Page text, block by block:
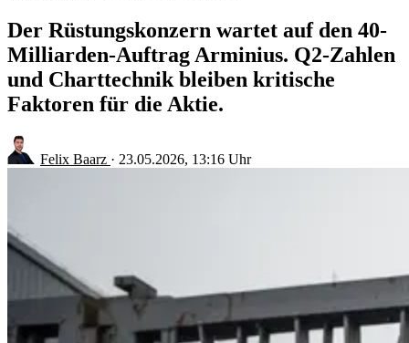
Der Rüstungskonzern wartet auf den 40-
Milliarden-Auftrag Arminius. Q2-Zahlen
und Charttechnik bleiben kritische
Faktoren für die Aktie.
Felix Baarz · 23.05.2026, 13:16 Uhr